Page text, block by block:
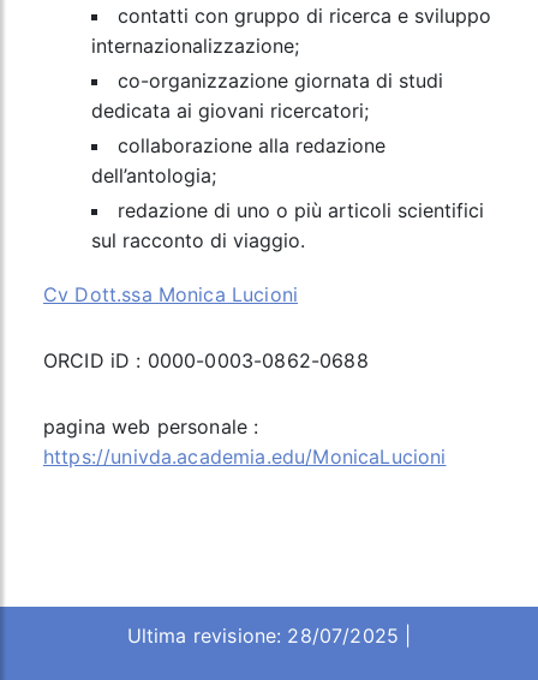
contatti con gruppo di ricerca e sviluppo
internazionalizzazione;
co-organizzazione giornata di studi
dedicata ai giovani ricercatori;
collaborazione alla redazione
dell’antologia;
redazione di uno o più articoli scientifici
sul racconto di viaggio.
Cv Dott.ssa Monica Lucioni
ORCID iD : 0000-0003-0862-0688
pagina web personale :
https://univda.academia.edu/MonicaLucioni
Ultima revisione: 28/07/2025 |